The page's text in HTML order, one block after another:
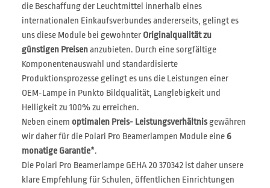
die Beschaffung der Leuchtmittel innerhalb eines
internationalen Einkaufsverbundes andererseits, gelingt es
uns diese Module bei gewohnter Originalqualität zu
günstigen Preisenanzubieten. Durch eine sorgfältige
Komponentenauswahl und standardisierte
Produktionsprozesse gelingt es uns die Leistungen einer
OEM-Lampe in Punkto Bildqualität, Langlebigkeit und
Helligkeit zu 100% zu erreichen.
Neben einem optimalen Preis- Leistungsverhältnisgewähren
wir daher für die Polari Pro Beamerlampen Module eine 6
monatige Garantie*.
Die Polari Pro Beamerlampe GEHA 20 370342 ist daher unsere
klare Empfehlung für Schulen, öffentlichen Einrichtungen